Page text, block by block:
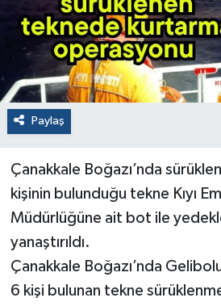
Paylaş
Çanakkale Boğazı’nda
kişinin bulunduğu tekne Kıyı
Müdürlüğüne ait bot ile
yanaştırıldı.
Çanakkale Boğazı’nda
6 kişi bulunan tekne